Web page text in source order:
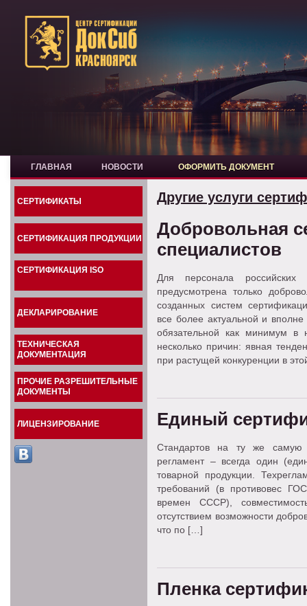
ГЛАВНАЯ НОВОСТИ ОФОРМИТЬ ДОКУМЕНТ
СЕРТИФИКАТЫ
СЕРТИФИКАЦИЯ ПРОДУКЦИИ
СЕРТИФИКАЦИЯ ISO
ДЕКЛАРИРОВАНИЕ
ТЕХНИЧЕСКАЯ
ДОКУМЕНТАЦИЯ
ПРОЧИЕ РАЗРЕШИТЕЛЬНЫЕ
ДОКУМЕНТЫ
ЛИЦЕНЗИРОВАНИЕ
Другие услуги
Добровольная
специалистов
Для персонала российских
предусмотрена только
созданных систем
все более актуальной и
обязательной как минимум в
несколько причин: явная
при растущей конкуренции в
Единый
Стандартов на ту же самую
регламент – всегда один
товарной продукции.
требований (в противовес
времен СССР),
отсутствием возможности
что по […]
Пленка